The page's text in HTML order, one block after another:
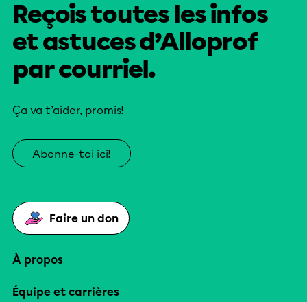
Reçois toutes les infos
et astuces d’Alloprof
par courriel.
Ça va t’aider, promis!
Abonne-toi ici!
Faire un don
À propos
Équipe et carrières